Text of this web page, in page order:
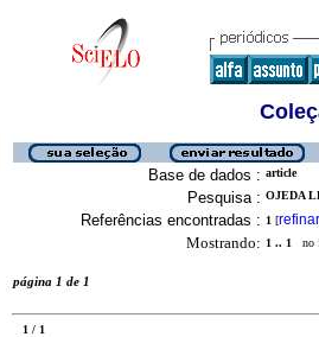
Base de dados : article
Pesquisa : OJEDA
Referências encontradas : 1 [refinar
Mostrando: 1 .. 1 no
página 1 de 1
1 / 1